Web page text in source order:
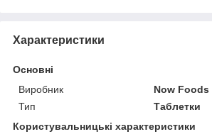
Характеристики
Основні
Виробник
Now Foods
Тип
Таблетки
Користувальницькі характеристики